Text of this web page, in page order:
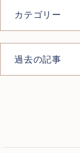
カテゴリー
過去の記事